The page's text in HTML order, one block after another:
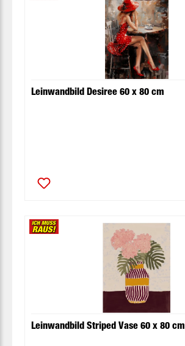
Leinwandbild Desiree 60 x 80 cm
Leinwandbild Striped Vase 60 x 80 cm